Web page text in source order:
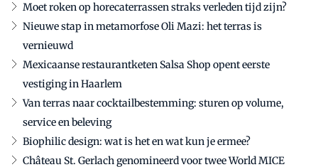
Moet roken op horecaterrassen straks verleden tijd zijn?
Nieuwe stap in metamorfose Oli Mazi: het terras is
vernieuwd
Mexicaanse restaurantketen Salsa Shop opent eerste
vestiging in Haarlem
Van terras naar cocktailbestemming: sturen op volume,
service en beleving
Biophilic design: wat is het en wat kun je ermee?
Château St. Gerlach genomineerd voor twee World MICE